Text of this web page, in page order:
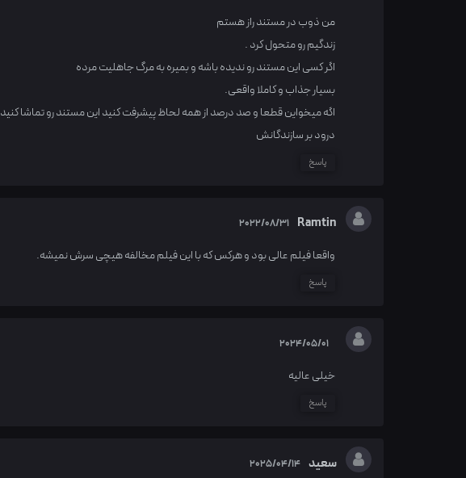
من ذوب در مستند راز هستم
زندگیم رو متحول کرد .
اگر کسی این مستند رو ندیده باشه و بمیره به مرگ جاهلیت مرده
بسیار جذاب و کاملا واقعی.
اگه میخواین قطعا و صد درصد از همه لحاظ پیشرفت کنید این مستند رو تماشا کنید
درود بر سازندگانش
پاسخ
Ramtin
2022/08/31
واقعا فیلم عالی بود و هرکس که با این فیلم مخالفه هیچی سرش نمیشه.
پاسخ
2024/05/01
خیلی عالیه
پاسخ
سعید 2025/04/14